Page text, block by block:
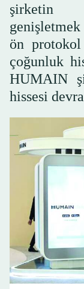
şirketin
ön protokol
çoğunluk
HUMAIN
hissesi